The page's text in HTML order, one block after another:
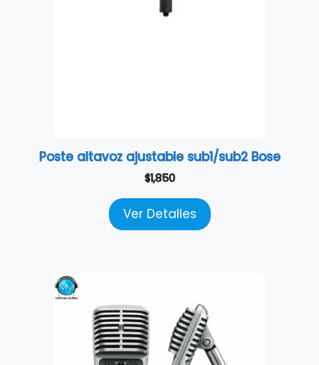
Poste altavoz ajustable sub1/sub2 Bose
$1,850
Ver Detalles